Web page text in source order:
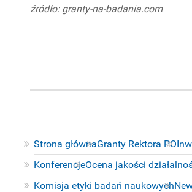
Strona głównaGranty Rektora PO
KonferencjeOcena jakości
Komisja etyki badań naukowych
źródło: granty-na-badania.com